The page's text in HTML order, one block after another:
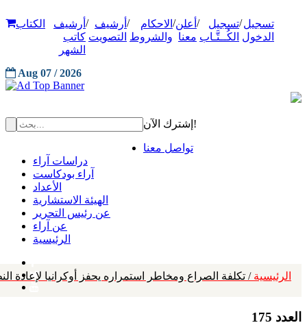
تسجيل
الدخول
/تسجيل
الكُــتَّـاب
/ أعلن
معنا
/ الاحكام
والشروط
/ أرشيف
التصويت
/ أرشيف
كاتب
الشهر
الكتاب
Aug 07 / 2026
إشترك الآن!
تواصل معنا
دراسات آراء
آراء بودكاست
الأعداد
الهيئة الاستشارية
عن رئيس التحرير
عن آراء
الرئيسية
الرئيسية / تكلفة الصراع ومخاطر استمراره يحفز أوكرانيا لإعادة
العدد 175